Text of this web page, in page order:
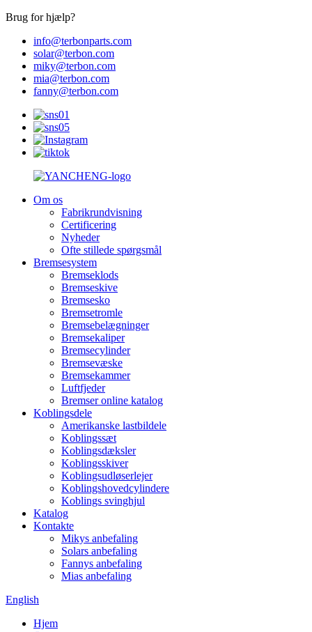
Brug for hjælp?
info@terbonparts.com
solar@terbon.com
miky@terbon.com
mia@terbon.com
fanny@terbon.com
Om os
Fabrikrundvisning
Certificering
Nyheder
Ofte stillede spørgsmål
Bremsesystem
Bremseklods
Bremseskive
Bremsesko
Bremsetromle
Bremsebelægninger
Bremsekaliper
Bremsecylinder
Bremsevæske
Bremsekammer
Luftfjeder
Bremser online katalog
Koblingsdele
Amerikanske lastbildele
Koblingssæt
Koblingsdæksler
Koblingsskiver
Koblingsudløserlejer
Koblingshovedcylindere
Koblings svinghjul
Katalog
Kontakte
Mikys anbefaling
Solars anbefaling
Fannys anbefaling
Mias anbefaling
English
Hjem